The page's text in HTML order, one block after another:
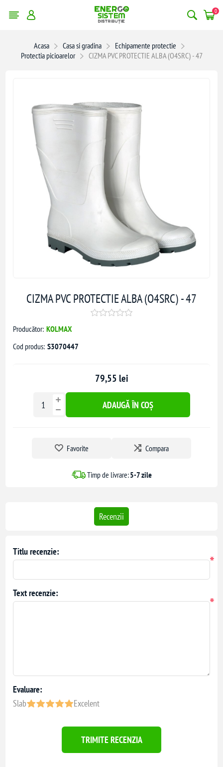
0
Acasa Casa si gradina
Echipamente protectie
Protectia picioarelor
CIZMA PVC PROTECTIE ALBA (O4SRC) - 47
CIZMA PVC PROTECTIE ALBA (O4SRC) - 47
Producător: KOLMAX
Cod produs: S3070447
79,55 lei
ADAUGĂ ÎN COȘ
Favorite Compara
Timp de livrare:5-7 zile
Recenzii
Titlu recenzie:
*
Text recenzie:
*
Evaluare:
Slab
Excelent
TRIMITE RECENZIA